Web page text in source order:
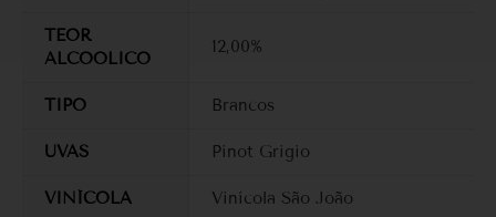
TEOR
ALCOOLICO
12,00%
TIPO Brancos
UVAS Pinot Grigio
VINÍCOLA Vinícola São João